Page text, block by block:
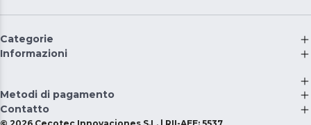
Categorie
Informazioni
Metodi di pagamento
Contatto